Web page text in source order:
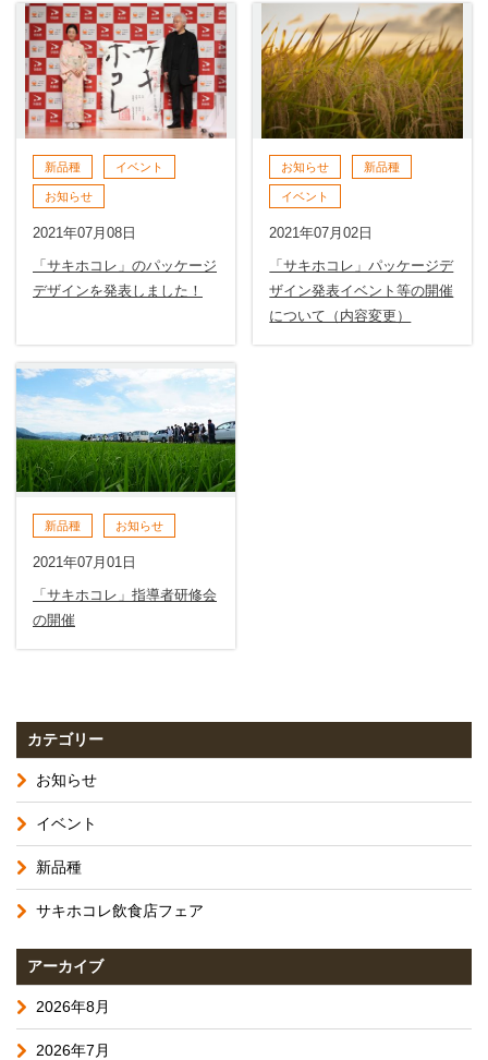
新品種 イベント
お知らせ
2021年07月08日
「サキホコレ」のパッケージ
デザインを発表しました！
お知らせ 新品種
イベント
2021年07月02日
「サキホコレ」パッケージデ
ザイン発表イベント等の開催
について（内容変更）
新品種 お知らせ
2021年07月01日
「サキホコレ」指導者研修会
の開催
カテゴリー
お知らせ
イベント
新品種
サキホコレ飲食店フェア
アーカイブ
2026年8月
2026年7月